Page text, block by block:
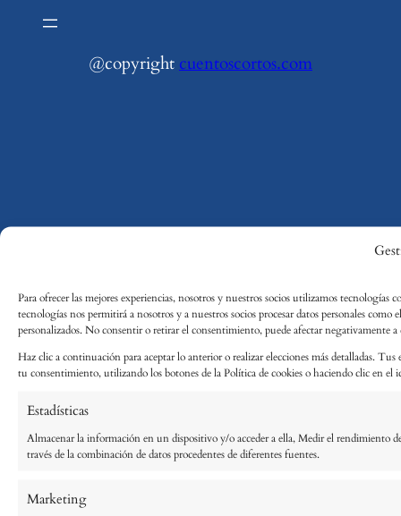
Para ofrecer las mejores experiencias, nosotros y nuestros socios utilizamos tecnologías
tecnologías nos permitirá a nosotros y a nuestros socios procesar datos personales
personalizados. No consentir o retirar el consentimiento, puede afectar negativamente a
Haz clic a continuación para aceptar lo anterior o realizar elecciones más detalladas.
tu consentimiento, utilizando los botones de la Política de cookies o haciendo clic en el
Estadísticas
Almacenar la información en un dispositivo y/o acceder a ella, Medir el rendimiento
través de la combinación de datos procedentes de diferentes fuentes.
Marketing
@copyright cuentoscortos.com